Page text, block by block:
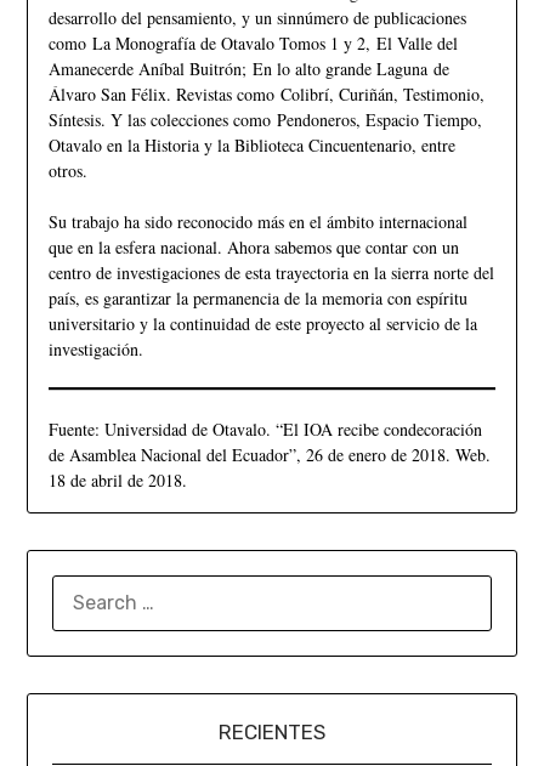
desarrollo del pensamiento, y un sinnúmero de publicaciones
como La Monografía de Otavalo Tomos 1 y 2, El Valle del
Amanecerde Aníbal Buitrón; En lo alto grande Laguna de
Álvaro San Félix. Revistas como Colibrí, Curiñán, Testimonio,
Síntesis. Y las colecciones como Pendoneros, Espacio Tiempo,
Otavalo en la Historia y la Biblioteca Cincuentenario, entre
otros.
Su trabajo ha sido reconocido más en el ámbito internacional
que en la esfera nacional. Ahora sabemos que contar con un
centro de investigaciones de esta trayectoria en la sierra norte del
país, es garantizar la permanencia de la memoria con espíritu
universitario y la continuidad de este proyecto al servicio de la
investigación.
Fuente: Universidad de Otavalo. “El IOA recibe condecoración
de Asamblea Nacional del Ecuador”, 26 de enero de 2018. Web.
18 de abril de 2018.
RECIENTES